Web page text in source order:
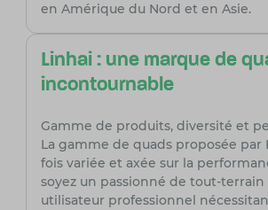
en Amérique du Nord et en Asie.
Linhai : une marque de
incontournable
Gamme de produits, diversité et
La gamme de quads proposée par
fois variée et axée sur la
soyez un passionné de tout-terrain
utilisateur professionnel